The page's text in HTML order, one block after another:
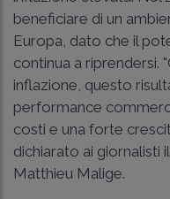
beneficiare di un
Europa, dato che il
continua a riprendersi.
inflazione, questo
performance
costi e una forte
dichiarato ai giornalisti
Matthieu Malige.